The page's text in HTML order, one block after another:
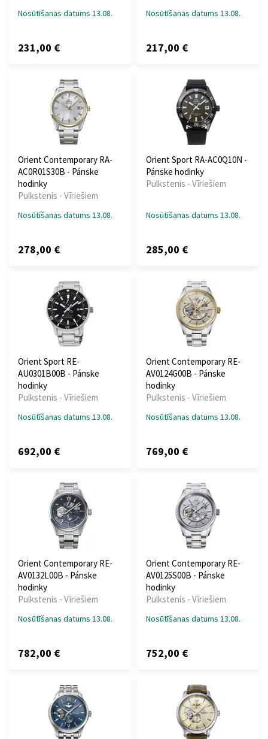
Nosūtīšanas datums 13.08.
231,00 €
Nosūtīšanas datums 13.08.
217,00 €
Orient Contemporary RA-
AC0R01S30B - Pánske
hodinky
Pulkstenis - Vīriešiem
Nosūtīšanas datums 13.08.
278,00 €
Orient Sport RA-AC0Q10N -
Pánske hodinky
Pulkstenis - Vīriešiem
Nosūtīšanas datums 13.08.
285,00 €
Orient Sport RE-
AU0301B00B - Pánske
hodinky
Pulkstenis - Vīriešiem
Nosūtīšanas datums 13.08.
692,00 €
Orient Contemporary RE-
AV0124G00B - Pánske
hodinky
Pulkstenis - Vīriešiem
Nosūtīšanas datums 13.08.
769,00 €
Orient Contemporary RE-
AV0132L00B - Pánske
hodinky
Pulkstenis - Vīriešiem
Nosūtīšanas datums 13.08.
782,00 €
Orient Contemporary RE-
AV0125S00B - Pánske
hodinky
Pulkstenis - Vīriešiem
Nosūtīšanas datums 13.08.
752,00 €